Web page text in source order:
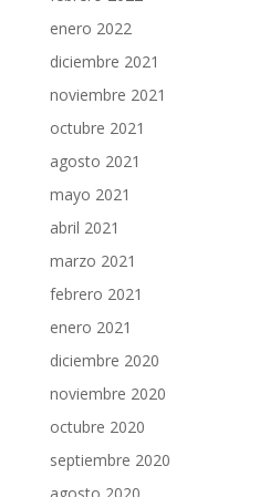
enero 2022
diciembre 2021
noviembre 2021
octubre 2021
agosto 2021
mayo 2021
abril 2021
marzo 2021
febrero 2021
enero 2021
diciembre 2020
noviembre 2020
octubre 2020
septiembre 2020
agosto 2020